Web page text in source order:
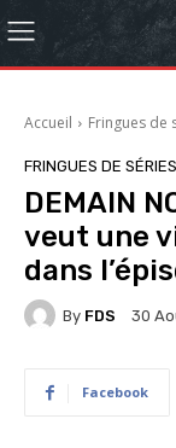
Accueil Fringues de
FRINGUES DE SÉRIES
DEMAIN
veut une
dans
By FDS 30
Facebook